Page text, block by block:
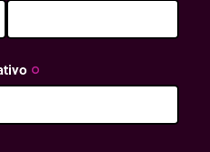
trip_origin